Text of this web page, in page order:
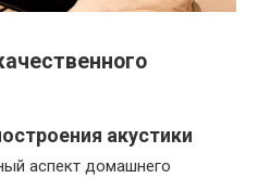
акустики
аспект домашнего